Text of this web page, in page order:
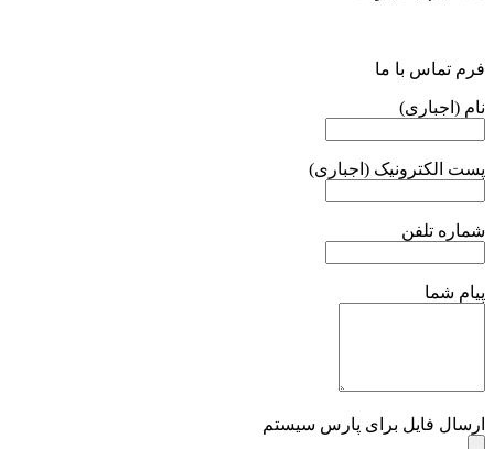
فرم تماس با ما
نام (اجباری)
پست الکترونیک (اجباری)
شماره تلفن
پیام شما
ارسال فایل برای پارس سیستم